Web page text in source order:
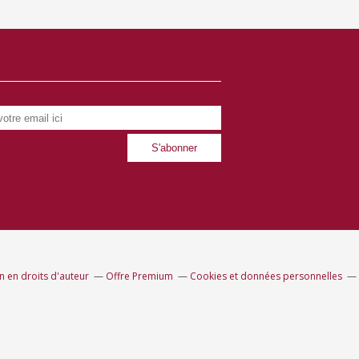
en droits d'auteur Offre Premium Cookies et données personnelles